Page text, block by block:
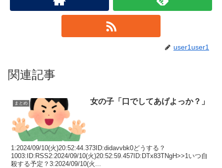
user1user1
関連記事
まとめ 女の子「口でしてあげよっか？」
1:2024/09/10(火)20:52:44.373ID:didavvbk0どうする？
1003:ID:RSS2:2024/09/10(火)20:52:59.457ID:DTx83TNgH>>1いつ自
殺する予定？3:2024/09/10(火...